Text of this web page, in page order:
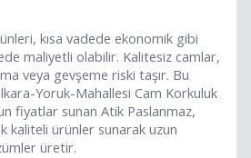
kısa vadede ekonomik gibi
maliyetli olabilir. Kalitesiz camlar,
veya gevşeme riski taşır. Bu
Yoruk-Mahallesi Cam Korkuluk
fiyatlar sunan Atik Paslanmaz,
kaliteli ürünler sunarak uzun
üretir.